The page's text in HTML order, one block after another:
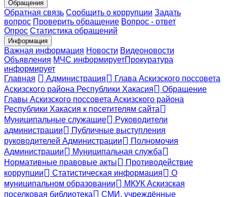
Обращения
Обратная связь Сообщить о коррупции Задать
вопрос Проверить обращение Вопрос - ответ
Опрос Статистика обращений
Информация
Важная информация Новости Видеоновости
Объявления МЧС информируетПрокуратура
информирует
Главная
Администрация
Глава Аскизского поссовета
Аскизского района Республики Хакасия
Обращение
Главы Аскизского поссовета Аскизского района
Республики Хакасия к посетителям сайта
Муниципальные служащие
Руководители
администрации
Публичные выступления
руководителей Администрации
Полномочия
Администрации
Муниципальная служба
Нормативные правовые акты
Противодействие
коррупции
Статистическая информация
О
муниципальном образовании
МКУК Аскизская
поселковая библиотека
СМИ, учреждённые